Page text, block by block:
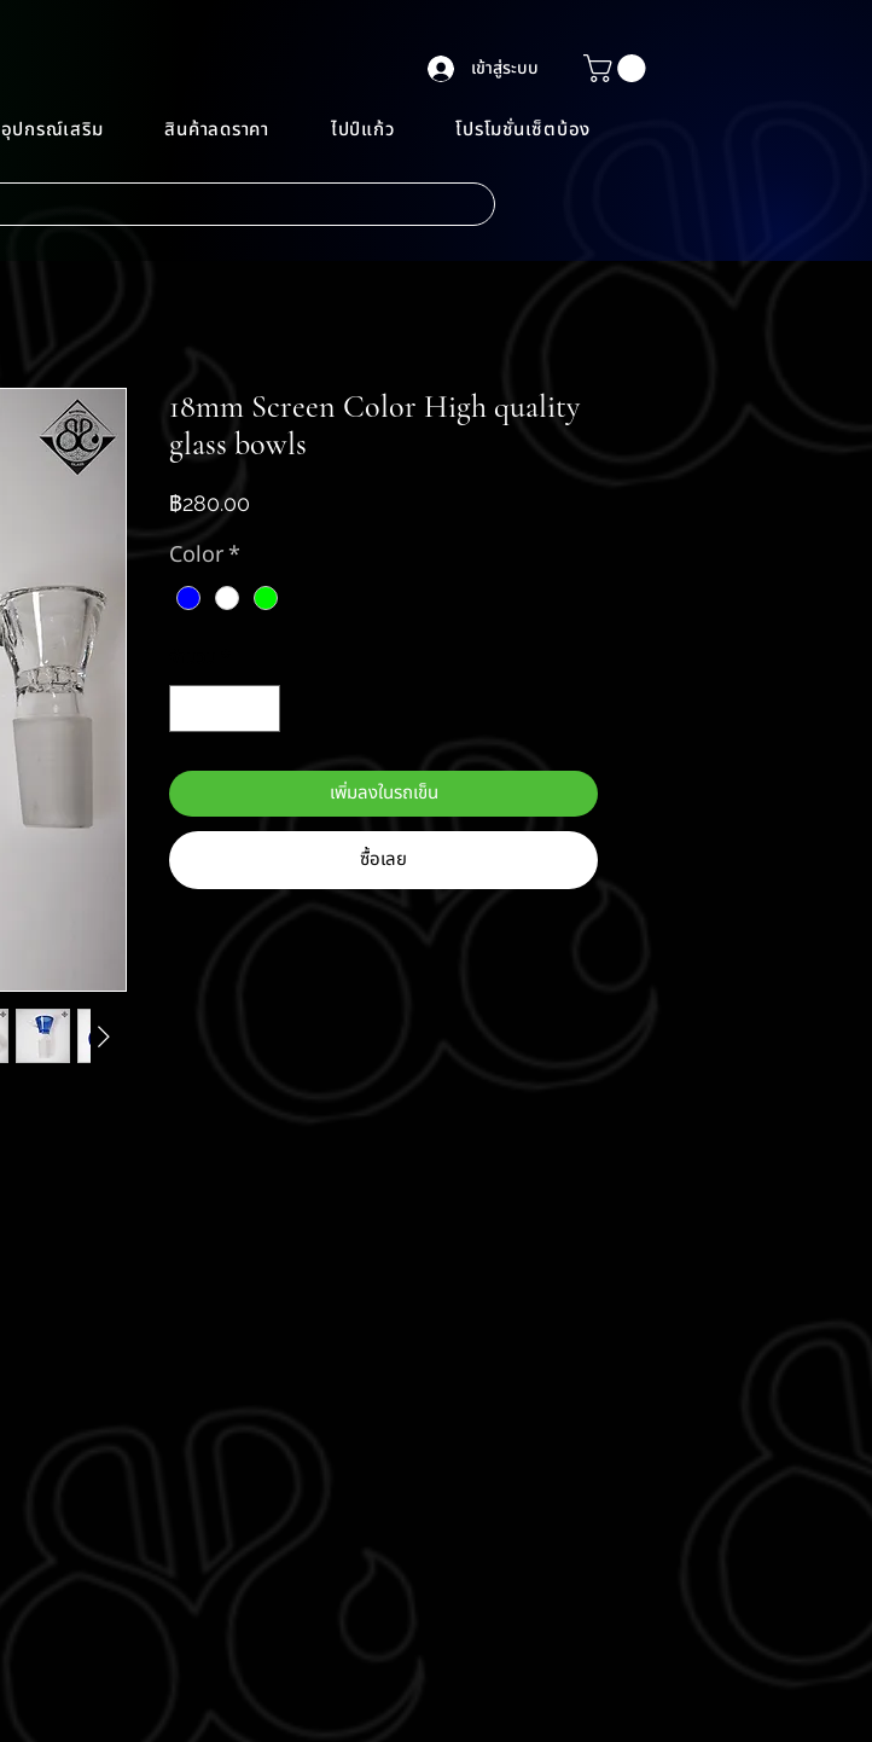
เข้าสู่ระบบ
อุปกรณ์เสริม สินค้าลดราคา ไปป์แก้ว โปรโมชั่นเซ็ตบ้อง
18mm Screen Color High quality
glass bowls
฿280.00
Color*
เพิ่มลงในรถเข็น
ซื้อเลย